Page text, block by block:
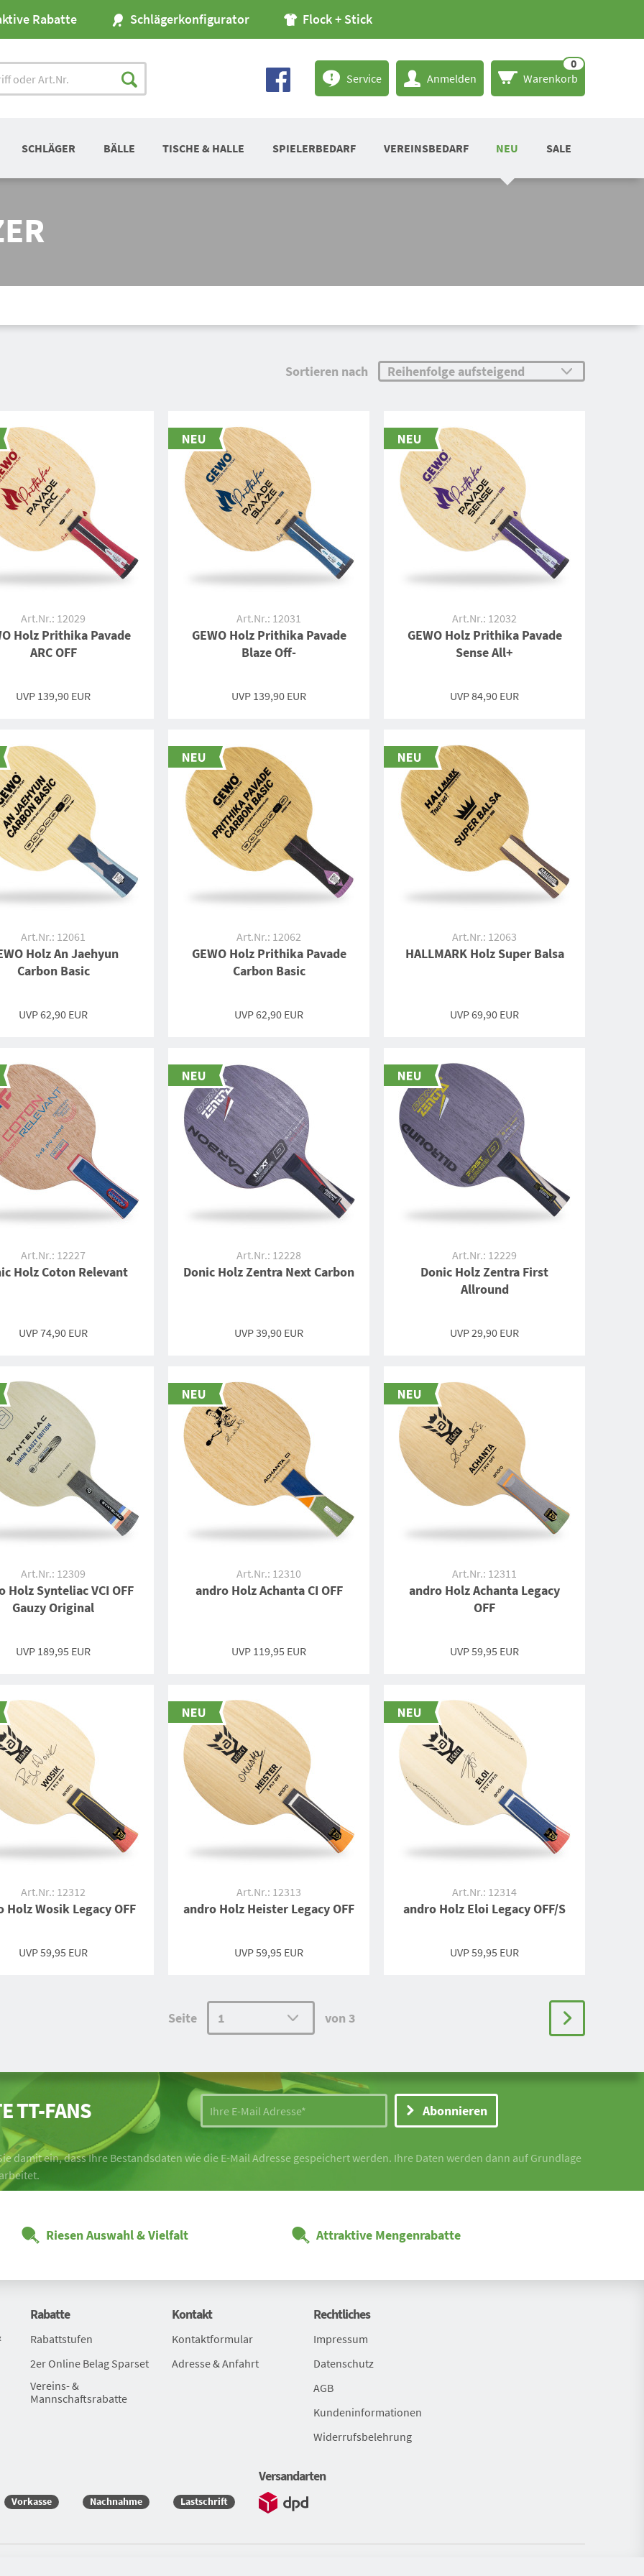
Rabatte Schlägerkonfigurator Flock + Stick
Service Anmelden Warenkorb
0
SCHLÄGER BÄLLE TISCHE & HALLE SPIELERBEDARF VEREINSBEDARF NEU SALE
Sortieren nach
Art.Nr.: 12029
Holz Prithika Pavade
ARC OFF
UVP 139,90 EUR
Art.Nr.: 12031
GEWO Holz Prithika Pavade
Blaze Off-
UVP 139,90 EUR
Art.Nr.: 12032
GEWO Holz Prithika Pavade
Sense All+
UVP 84,90 EUR
Art.Nr.: 12061
Holz An Jaehyun
Carbon Basic
UVP 62,90 EUR
Art.Nr.: 12062
GEWO Holz Prithika Pavade
Carbon Basic
UVP 62,90 EUR
Art.Nr.: 12063
HALLMARK Holz Super Balsa
UVP 69,90 EUR
Art.Nr.: 12227
Holz Coton Relevant
UVP 74,90 EUR
Art.Nr.: 12228
Donic Holz Zentra Next Carbon
UVP 39,90 EUR
Art.Nr.: 12229
Donic Holz Zentra First
Allround
UVP 29,90 EUR
Art.Nr.: 12309
Holz Synteliac VCI OFF
Gauzy Original
UVP 189,95 EUR
Art.Nr.: 12310
andro Holz Achanta CI OFF
UVP 119,95 EUR
Art.Nr.: 12311
andro Holz Achanta Legacy
OFF
UVP 59,95 EUR
Art.Nr.: 12312
Holz Wosik Legacy OFF
UVP 59,95 EUR
Art.Nr.: 12313
andro Holz Heister Legacy OFF
UVP 59,95 EUR
Art.Nr.: 12314
andro Holz Eloi Legacy OFF/S
UVP 59,95 EUR
Seite von 3
TT-FANS Abonnieren
damit ein, dass Ihre Bestandsdaten wie die E-Mail Adresse gespeichert werden. Ihre Daten werden dann auf Grundlage
Riesen Auswahl & Vielfalt Attraktive Mengenrabatte
Rabatte
Rabattstufen
2er Online Belag Sparset
Vereins- &
Mannschaftsrabatte
Kontakt
Kontaktformular
Adresse & Anfahrt
Rechtliches
Impressum
Datenschutz
AGB
Kundeninformationen
Widerrufsbelehrung
Vorkasse Nachnahme Lastschrift
Versandarten